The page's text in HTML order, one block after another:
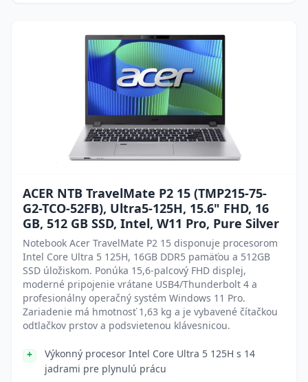
ACER NTB TravelMate P2 15 (TMP215-75-
G2-TCO-52FB), Ultra5-125H, 15.6" FHD, 16
GB, 512 GB SSD, Intel, W11 Pro, Pure Silver
Notebook Acer TravelMate P2 15 disponuje procesorom
Intel Core Ultra 5 125H, 16GB DDR5 pamäťou a 512GB
SSD úložiskom. Ponúka 15,6-palcový FHD displej,
moderné pripojenie vrátane USB4/Thunderbolt 4 a
profesionálny operačný systém Windows 11 Pro.
Zariadenie má hmotnosť 1,63 kg a je vybavené čítačkou
odtlačkov prstov a podsvietenou klávesnicou.
Výkonný procesor Intel Core Ultra 5 125H s 14
jadrami pre plynulú prácu